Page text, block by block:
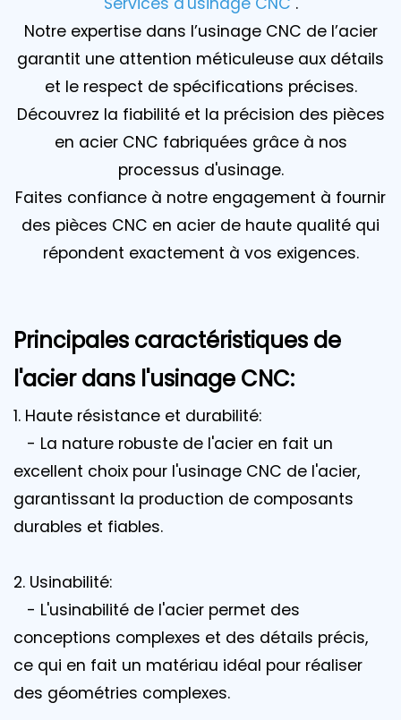
Notre expertise dans l’usinage CNC de l’acier
garantit une attention méticuleuse aux détails
et le respect de spécifications précises.
Découvrez la fiabilité et la précision des pièces
en acier CNC fabriquées grâce à nos
processus d'usinage.
Faites confiance à notre engagement à fournir
des pièces CNC en acier de haute qualité qui
répondent exactement à vos exigences.
Principales caractéristiques de
l'acier dans l'usinage CNC:
1. Haute résistance et durabilité:
- La nature robuste de l'acier en fait un
excellent choix pour l'usinage CNC de l'acier,
garantissant la production de composants
durables et fiables.
2. Usinabilité:
- L'usinabilité de l'acier permet des
conceptions complexes et des détails précis,
ce qui en fait un matériau idéal pour réaliser
des géométries complexes.